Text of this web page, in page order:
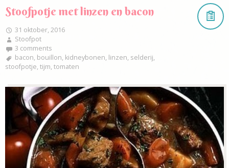
Stoofpotje met linzen en bacon
31 oktober, 2016
Stoofpot
3 comments
bacon, bouillon, kidneybonen, linzen, selderij,
stoofpotje, tijm, tomaten